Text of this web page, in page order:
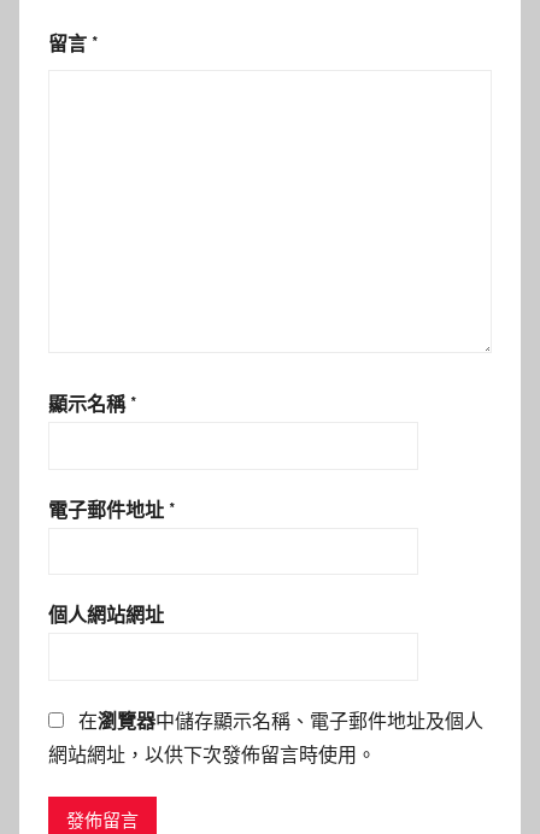
留言 *
顯示名稱 *
電子郵件地址 *
個人網站網址
在瀏覽器中儲存顯示名稱、電子郵件地址及個人
網站網址，以供下次發佈留言時使用。